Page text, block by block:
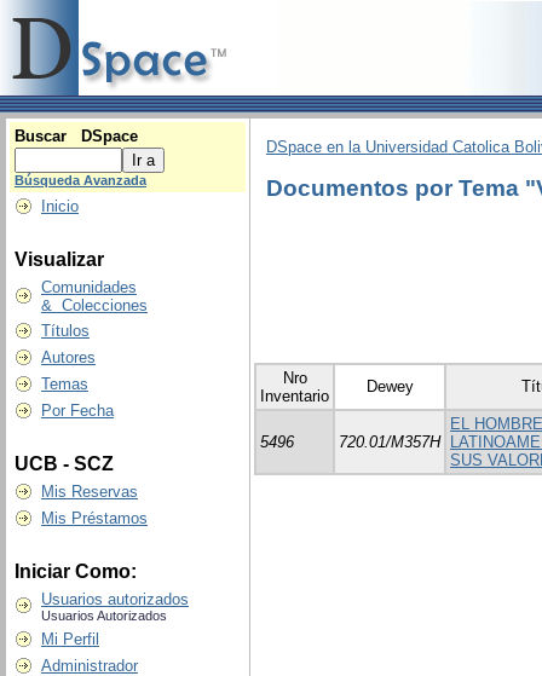
Buscar DSpace
Búsqueda Avanzada
Inicio
Visualizar
Comunidades
& Colecciones
Títulos
Autores
Temas
Por Fecha
UCB - SCZ
Mis Reservas
Mis Préstamos
Iniciar Como:
Usuarios autorizados
Usuarios Autorizados
Mi Perfil
Administrador
DSpace en la Universidad Catolica
Documentos por Tema
Nro
Inventario
Dewey
5496 720.01/M357H
EL HOMBRE
SUS